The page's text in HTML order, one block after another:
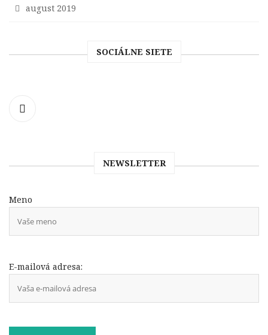
august 2019
SOCIÁLNE SIETE
NEWSLETTER
Meno
E-mailová adresa: